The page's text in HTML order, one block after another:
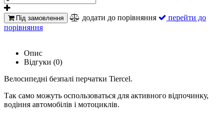
Під замовлення додати до порівняння
перейти до
порівняння
Опис
Відгуки (0)
Велосипедні безпалі перчатки Tiercel.
Так само можуть оспользоваться для активного відпочинку,
водіння автомобілів і мотоциклів.